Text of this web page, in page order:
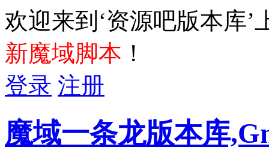
欢迎来到‘资源吧版本库
新魔域脚本 ！
登录 注册
魔域一条龙版本库